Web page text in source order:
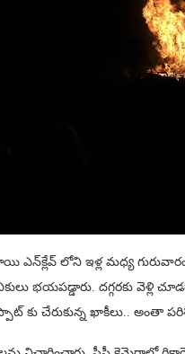
ఎన్‌క్లేవ్‌ లోని ఇళ్ల మధ్య
భయపడ్డారు. దగ్గరకు
కు చేరుకున్న ఖాకీలు.. అంతా